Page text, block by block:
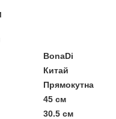
BonaDi
Китай
Прямокутна
45 см
30.5 см